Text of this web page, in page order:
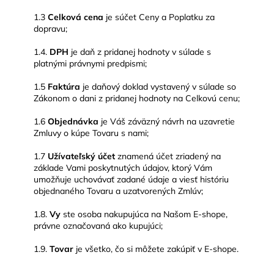
1.3 Celková cena je súčet Ceny a Poplatku za
dopravu;
1.4. DPH je daň z pridanej hodnoty v súlade s
platnými právnymi predpismi;
1.5 Faktúra je daňový doklad vystavený v súlade so
Zákonom o dani z pridanej hodnoty na Celkovú cenu;
1.6 Objednávka je Váš záväzný návrh na uzavretie
Zmluvy o kúpe Tovaru s nami;
1.7 Užívateľský účet znamená účet zriadený na
základe Vami poskytnutých údajov, ktorý Vám
umožňuje uchovávať zadané údaje a viesť históriu
objednaného Tovaru a uzatvorených Zmlúv;
1.8. Vy ste osoba nakupujúca na Našom E-shope,
právne označovaná ako kupujúci;
1.9. Tovar je všetko, čo si môžete zakúpiť v E-shope.